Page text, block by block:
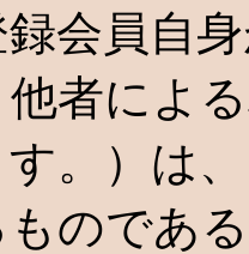
会員自
者によ
。）は
のであ